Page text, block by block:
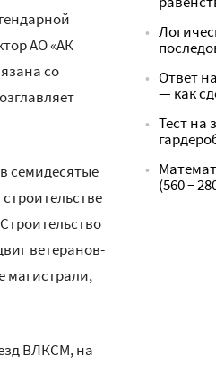
АО «АК
со
семидесятые
ветеранов-
магистрали,
ВЛКСМ, на
Ответ
— как
Тест на
(560 −